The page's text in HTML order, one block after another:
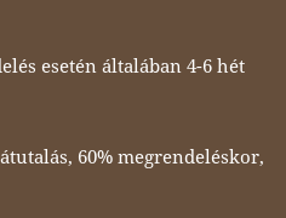
esetén általában 4-6 hét
60% megrendeléskor,